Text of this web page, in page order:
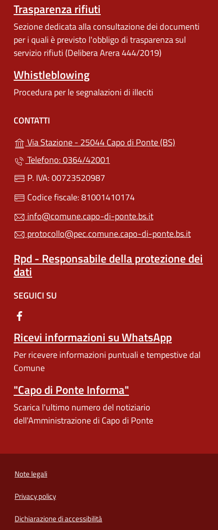
Trasparenza rifiuti
Sezione dedicata alla consultazione dei documenti
per i quali è previsto l'obbligo di trasparenza sul
servizio rifiuti (Delibera Arera 444/2019)
Whistleblowing
Procedura per le segnalazioni di illeciti
CONTATTI
Via Stazione - 25044 Capo di Ponte (BS)
Telefono: 0364/42001
P. IVA: 00723520987
Codice fiscale: 81001410174
info@comune.capo-di-ponte.bs.it
protocollo@pec.comune.capo-di-ponte.bs.it
Rpd - Responsabile della protezione dei
dati
SEGUICI SU
Ricevi informazioni su WhatsApp
Per ricevere informazioni puntuali e tempestive dal
Comune
"Capo di Ponte Informa"
Scarica l'ultimo numero del notiziario
dell'Amministrazione di Capo di Ponte
Note legali
Privacy policy
Dichiarazione di accessibilità